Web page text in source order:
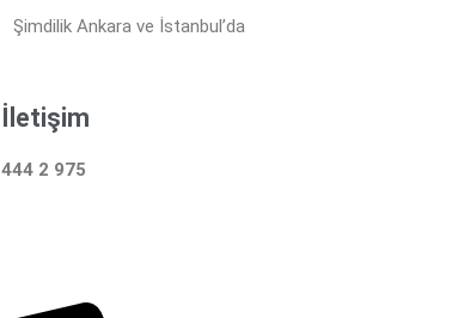
Şimdilik Ankara ve İstanbul’da
İletişim
444 2 975